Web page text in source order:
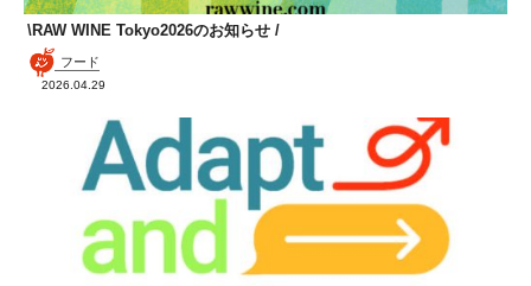
\RAW WINE Tokyo2026のお知らせ /
フード
2026.04.29